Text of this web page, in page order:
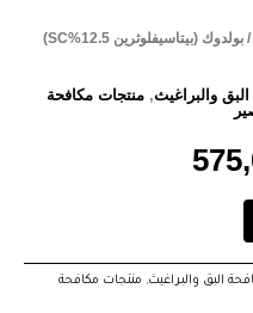
/ بولدوك (بيتاسيفلوثرين 12.5%SC)
والبراغيث, منتجات مكافحة
البق والبراغيث, منتجات مكافحة